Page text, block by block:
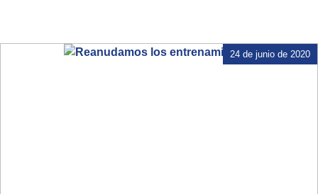
24 de junio de 2020